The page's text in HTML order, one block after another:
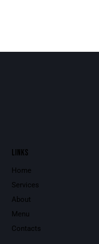
LINKS
Home
Services
About
Menu
Contacts